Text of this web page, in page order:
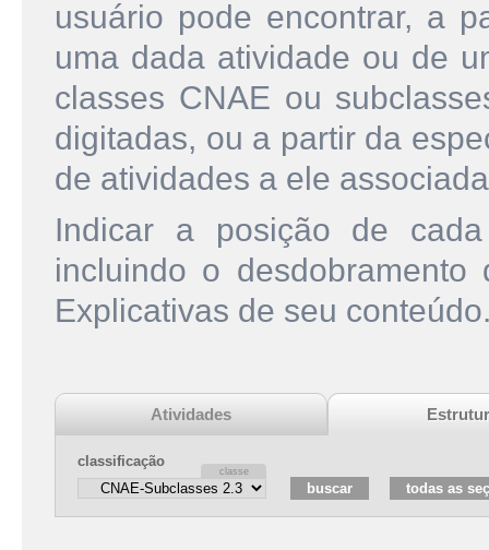
usuário pode encontrar, a
uma dada atividade ou de
classes CNAE ou
digitadas, ou a partir da
de atividades a ele
Indicar a posição de
incluindo o
Explicativas de seu
Atividades
classificação